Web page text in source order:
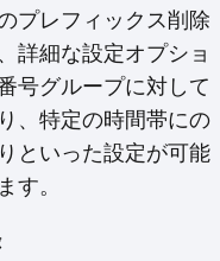
プレフィックス削除
詳細な設定オプショ
号グループに対して
、特定の時間帯にの
といった設定が可能
す。